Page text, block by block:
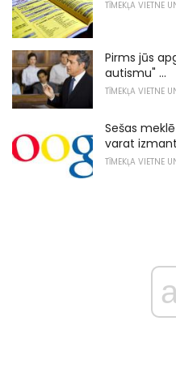
TĪMEKĻA VIETNE
Pirms jūs
autismu" ...
TĪMEKĻA VIETNE
Sešas
varat
TĪMEKĻA VIETNE